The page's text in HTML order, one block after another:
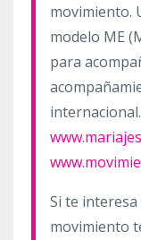
movimiento.
modelo ME
para
internacional.
Si te
movimiento